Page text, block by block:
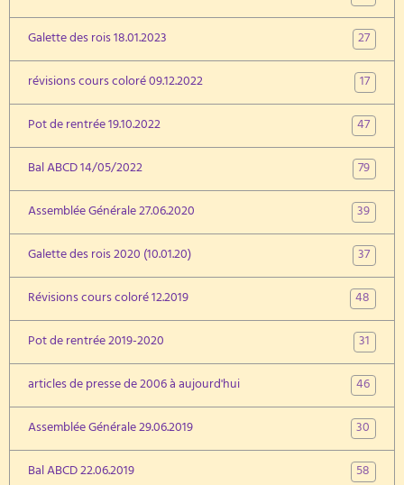
Galette des rois 18.01.2023
27
révisions cours coloré 09.12.2022
17
Pot de rentrée 19.10.2022
47
Bal ABCD 14/05/2022
79
Assemblée Générale 27.06.2020
39
Galette des rois 2020 (10.01.20)
37
Révisions cours coloré 12.2019
48
Pot de rentrée 2019-2020
31
articles de presse de 2006 à aujourd'hui
46
Assemblée Générale 29.06.2019
30
Bal ABCD 22.06.2019
58